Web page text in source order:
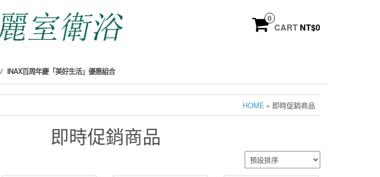
0
CART NT$0
INAX百周年慶「美好生活」優惠組合
HOME » 即時促銷商品
即時促銷商品